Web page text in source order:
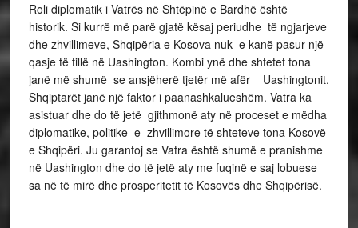
Roli diplomatik i Vatrës në Shtëpinë e Bardhë është
historik. Si kurrë më parë gjatë kësaj periudhe të ngjarjeve
dhe zhvillimeve, Shqipëria e Kosova nuk e kanë pasur një
qasje të tillë në Uashington. Kombi ynë dhe shtetet tona
janë më shumë se ansjëherë tjetër më afër Uashingtonit.
Shqiptarët janë një faktor i paanashkalueshëm. Vatra ka
asistuar dhe do të jetë gjithmonë aty në proceset e mëdha
diplomatike, politike e zhvillimore të shteteve tona Kosovë
e Shqipëri. Ju garantoj se Vatra është shumë e pranishme
në Uashington dhe do të jetë aty me fuqinë e saj lobuese
sa në të mirë dhe prosperitetit të Kosovës dhe Shqipërisë.